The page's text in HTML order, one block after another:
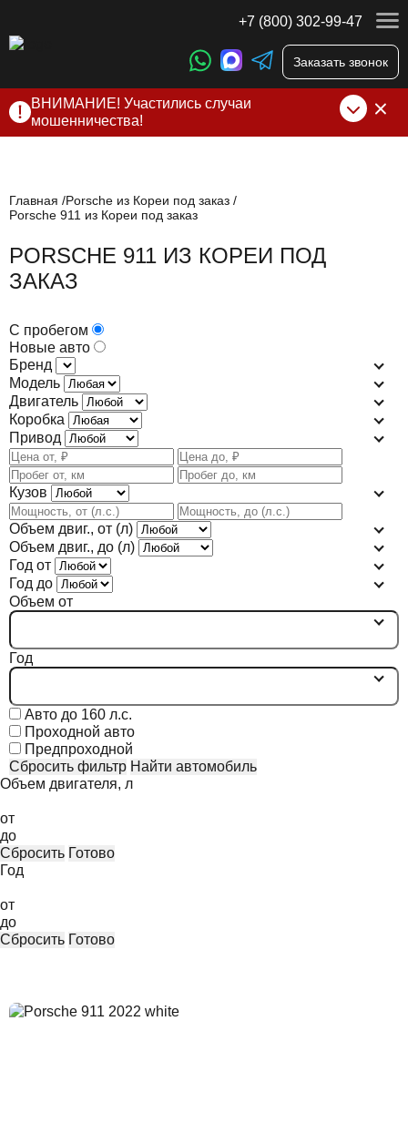
+7 (800) 302-99-47
Заказать звонок
ВНИМАНИЕ! Участились случаи
мошенничества!
нами по официальным контактам
и на сайте
Главная
Porsche из Кореи под заказ
Porsche 911 из Кореи под заказ
PORSCHE 911 ИЗ КОРЕИ ПОД
ЗАКАЗ
С пробегом
Новые авто
Бренд
Модель
Двигатель
Коробка
Привод
Кузов
Объем двиг., от (л)
Объем двиг., до (л)
Год от
Год до
Объем от
Год
Авто до 160 л.с.
Проходной авто
Предпроходной
Сбросить фильтр
Найти автомобиль
Объем двигателя, л
от
до
Сбросить Готово
Год
от
до
Сбросить Готово